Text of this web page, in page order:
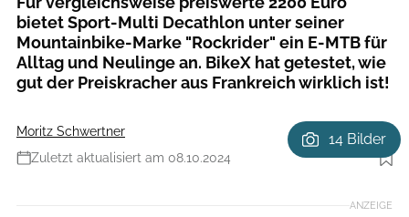
bietet Sport-Multi Decathlon unter seiner
Mountainbike-Marke "Rockrider" ein E-MTB für
Alltag und Neulinge an. BikeX hat getestet, wie
gut der Preiskracher aus Frankreich wirklich ist!
Moritz Schwertner
Zuletzt aktualisiert am 08.10.2024
Foto: Agron Beqiri
14 Bilder
ANZEIGE